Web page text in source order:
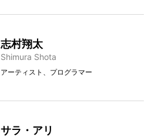
志村翔太
Shimura Shota
アーティスト、プログラマー
サラ・アリ